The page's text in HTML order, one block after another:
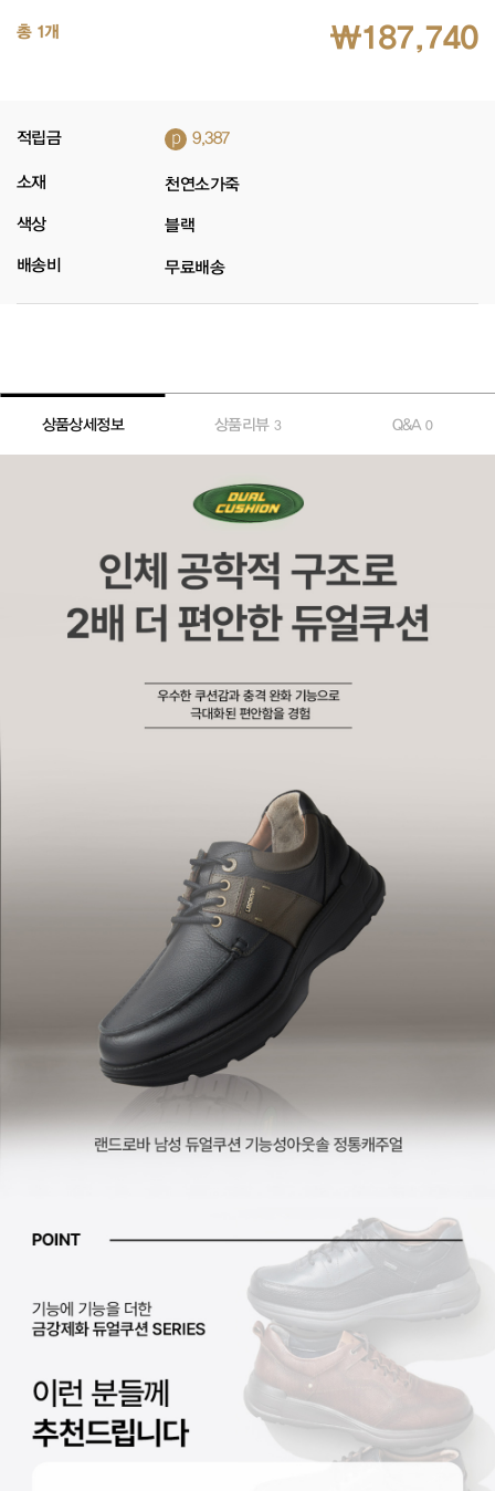
총 1개 ₩187,740
적립금 p 9,387
소재 천연소가죽
색상 블랙
배송비 무료배송
상품상세정보 상품리뷰 3 Q&A0